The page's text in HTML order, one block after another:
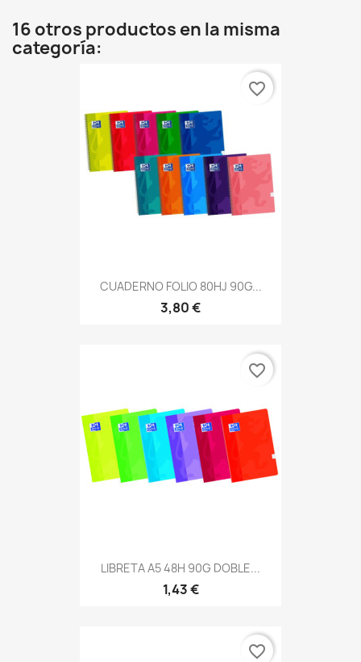
16 otros productos en la misma
categoría:
CUADERNO FOLIO 80HJ 90G...
3,80 €
favorite_border
LIBRETA A5 48H 90G DOBLE...
1,43 €
favorite_border
favorite_border